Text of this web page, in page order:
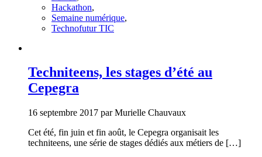
Hackathon,
Semaine numérique,
Technofutur TIC
Techniteens, les stages d’été au
Cepegra
16 septembre 2017 par Murielle Chauvaux
Cet été, fin juin et fin août, le Cepegra organisait les
techniteens, une série de stages dédiés aux métiers de […]